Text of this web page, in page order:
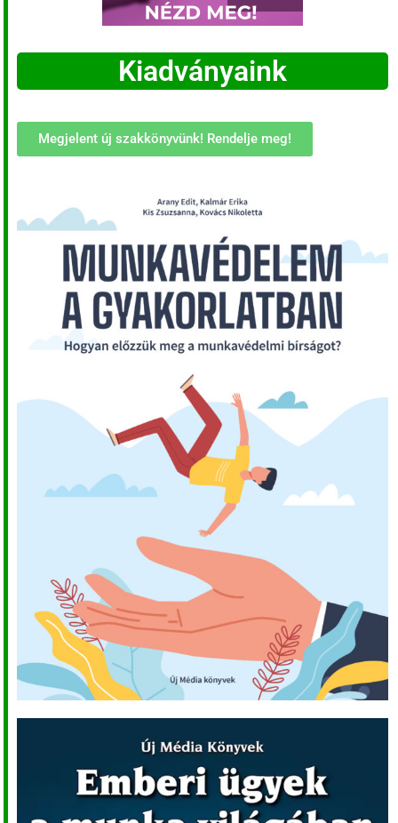
Kiadványaink
Megjelent új szakkönyvünk! Rendelje meg!